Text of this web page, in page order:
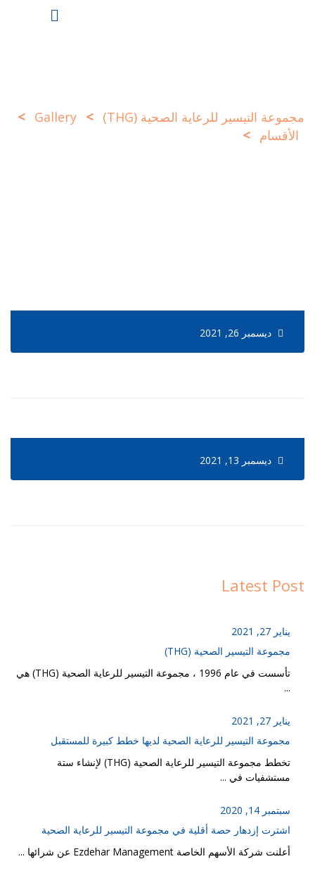
مجموعة التيسير للرعاية الصحية (THG) >
Gallery
>
الأقسام >
ديسمبر 26, 2021
ديسمبر 13, 2021
Latest Post
يناير 27, 2021
مجموعة التيسير الصحية (THG)
تأسست في عام 1996 ، مجموعة التيسير للرعاية الصحية (THG) هي
...
يناير 27, 2021
مجموعة التيسير للرعاية الصحية لديها خطط كبيرة للمستقبل
تخطط مجموعة التيسير للرعاية الصحية (THG) لإنشاء ستة
مستشفيات في ...
سبتمبر 14, 2020
اشترت إزدهار حصة أقلية في مجموعة التيسير للرعاية الصحية
أعلنت شركة الأسهم الخاصة Ezdehar Management عن شرائها ...